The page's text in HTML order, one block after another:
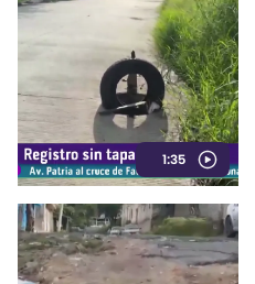
1:35